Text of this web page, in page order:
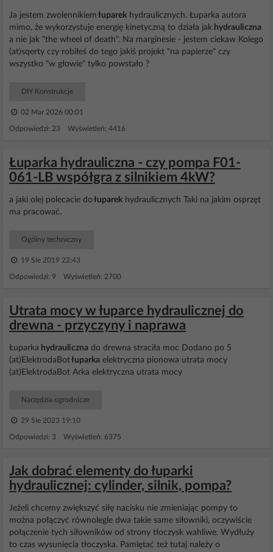
Ja jestem zwolennikiem łuparek hydraulicznych. Łuparka autora
mimo, że wykorzystuje energię kinetyczną to działa jak hydrauliczna
a nie jak "the wheel of death". Na marginesie - jestem ciekaw Kolego
(at)sqerty czy robiłeś do tego jakiś projekt "na papierze" czy
wszystko "w głowie" tylko powstało ?
DIY Konstrukcje
02 Mar 2026 00:01
Odpowiedzi: 23 Wyświetleń: 4416
Łuparka hydrauliczna - czy pompa F01-
061-LB współgra z silnikiem 4kW?
a jaki olej polecacie dołuparek hydraulicznych Taki na jakim osprzęt
ma pracować.
Ogólny techniczny
19 Sie 2019 22:43
Odpowiedzi: 9 Wyświetleń: 2700
Utrata mocy w łuparce hydraulicznej do
drewna - przyczyny i naprawa
Łuparka hydrauliczna do drewna straciła moc Dodano po 5
(at)ElektrodaBotłuparka elektryczna pionowa utrata mocy
(at)ElektrodaBot Arka elektryczna utrata mocy
Narzędzia ogrodnicze
29 Sie 2023 19:10
Odpowiedzi: 3 Wyświetleń: 6375
Jak dobrać elementy do łuparki
hydraulicznej: cylinder, silnik, pompa?
Jeżeli chcemy zwiększyć siłę nacisku nie zmieniając pompy to
można połączyć równolegle dwa takie same siłowniki, oczywiście
połączenie tych siłowników od strony tłoczysk wahliwe. Wydłuży
to czas wysunięcia tłoczyska. Pamiętać też tutaj należy o